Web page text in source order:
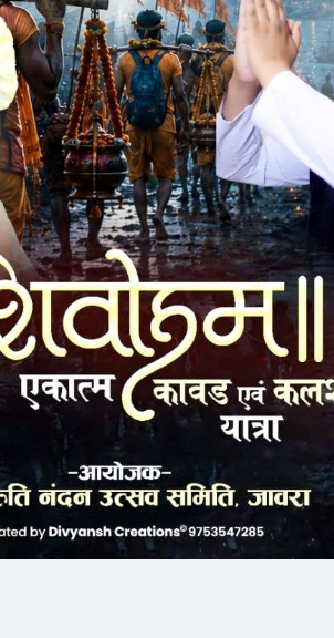
पर सरपंच महावीर मेहता,डाइट के श्री
डोडिया, राजेश सोलंकी, जगदीश जटिया,
LinkedIn Tumblr Telegram Email